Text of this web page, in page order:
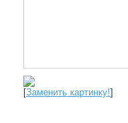
[Заменить картинку!]